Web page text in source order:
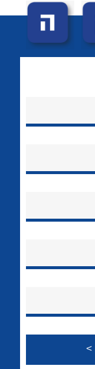
לכל מוצרי היצרן